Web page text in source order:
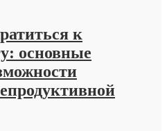
к
основные